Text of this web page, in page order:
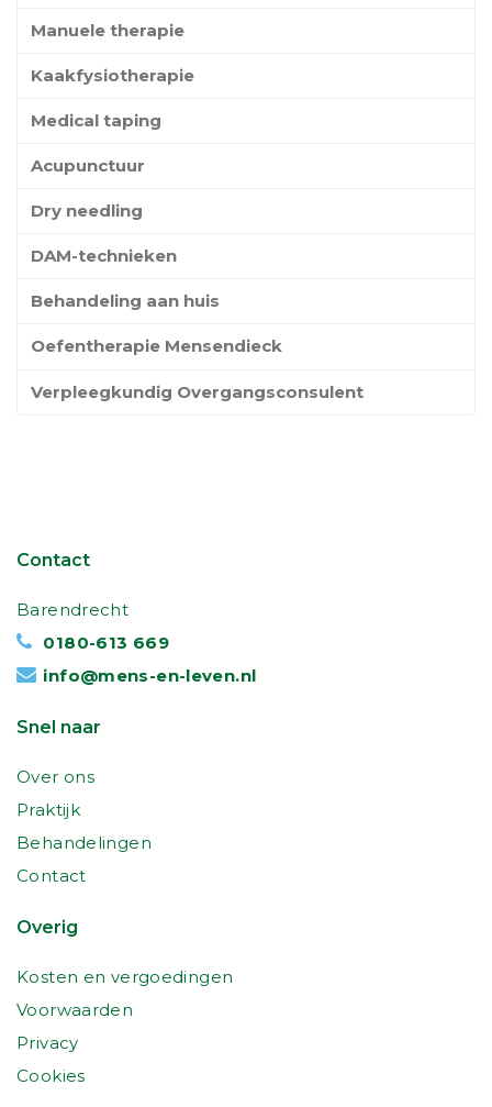
Manuele therapie
Kaakfysiotherapie
Medical taping
Acupunctuur
Dry needling
DAM-technieken
Behandeling aan huis
Oefentherapie Mensendieck
Verpleegkundig Overgangsconsulent
Contact
Barendrecht
0180-613 669
info@mens-en-leven.nl
Snel naar
Over ons
Praktijk
Behandelingen
Contact
Overig
Kosten en vergoedingen
Voorwaarden
Privacy
Cookies